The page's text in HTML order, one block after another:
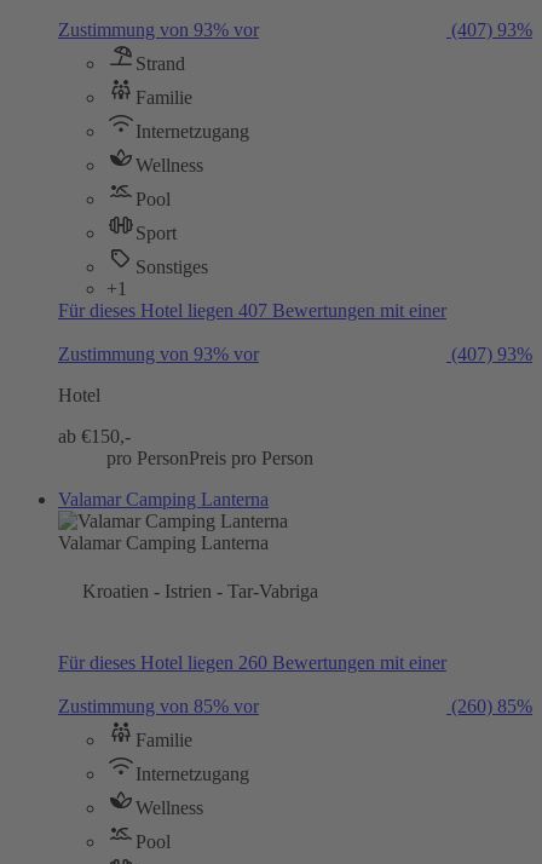
Zustimmung von 93% vor (407) 93%
Strand
Familie
Internetzugang
Wellness
Pool
Sport
Sonstiges
+1
Für dieses Hotel liegen 407 Bewertungen mit einer
Zustimmung von 93% vor (407) 93%
Hotel
ab €150,-
pro PersonPreis pro Person
Valamar Camping Lanterna
Valamar Camping Lanterna
Kroatien - Istrien - Tar-Vabriga
Für dieses Hotel liegen 260 Bewertungen mit einer
Zustimmung von 85% vor (260) 85%
Familie
Internetzugang
Wellness
Pool